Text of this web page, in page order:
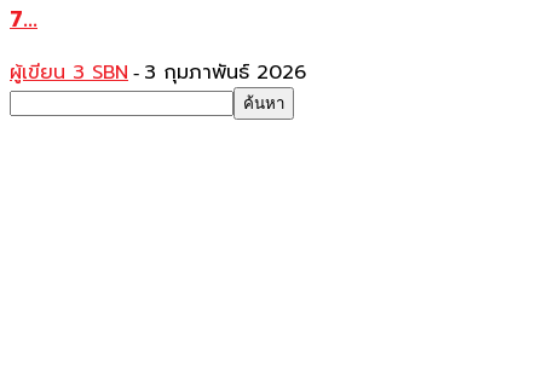
7...
ผู้เขียน 3 SBN - 3 กุมภาพันธ์ 2026